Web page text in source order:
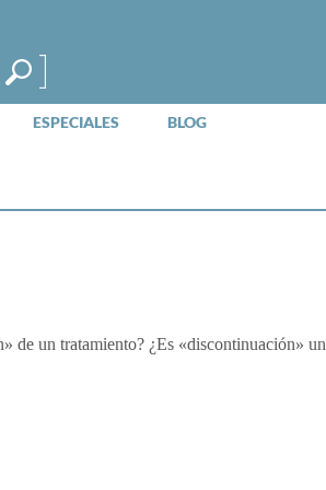
ESPECIALES BLOG
de un tratamiento? ¿Es «discontinuación» un